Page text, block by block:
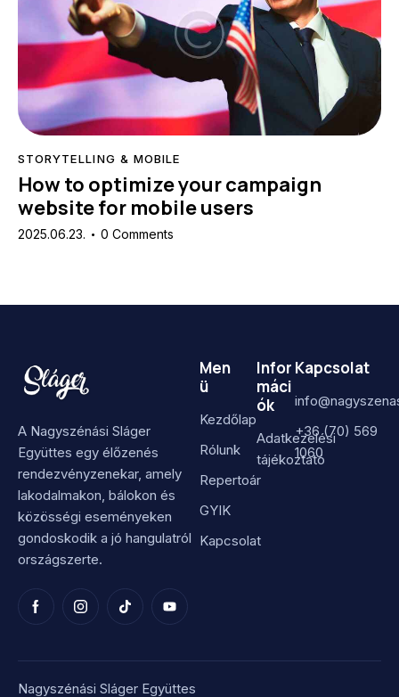
STORYTELLING & MOBILE
How to optimize your campaign
website for mobile users
2025.06.23. 0 Comments
A Nagyszénási Sláger
Együttes egy élőzenés
rendezvényzenekar, amely
lakodalmakon, bálokon és
közösségi eseményeken
gondoskodik a jó hangulatról
országszerte.
Men
ü
Kezdőlap
Rólunk
Repertoár
GYIK
Kapcsolat
Infor
máci
ók
Adatkezelési
tájékoztató
Kapcsolat
+36 (70) 569
1060
Nagyszénási Sláger Együttes